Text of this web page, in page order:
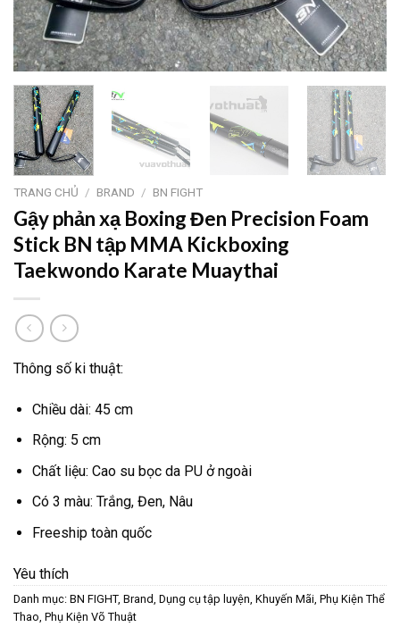
TRANG CHỦ / BRAND / BN FIGHT
Gậy phản xạ Boxing Đen Precision Foam
Stick BN tập MMA Kickboxing
Taekwondo Karate Muaythai
Thông số ki thuật:
Chiều dài: 45 cm
Rộng: 5 cm
Chất liệu: Cao su bọc da PU ở ngoài
Có 3 màu: Trắng, Đen, Nâu
Freeship toàn quốc
Yêu thích
Danh mục: BN FIGHT, Brand Dụng cụ tập luyện Khuyến Mãi Phụ Kiện Thể
Thao Phụ Kiện Võ Thuật